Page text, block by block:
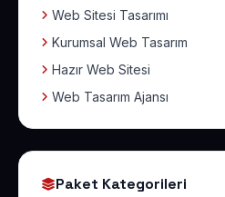
Web Sitesi Tasarımı
Kurumsal Web Tasarım
Hazır Web Sitesi
Web Tasarım Ajansı
Paket Kategorileri